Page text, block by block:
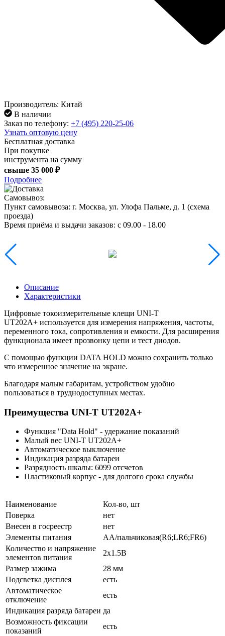
Производитель: Китай
В наличии
Заказ по телефону: +7 (495) 220-25-06
Узнать оптовую цену
Бесплатная доставка
При покупке
инструмента на сумму
свыше 35 000 ₽
Подробнее
Самовывоз:
Пункт самовывоза: г. Москва, ул. Улофа Пальме, д. 1 (схема
проезда)
Время приёма и выдачи заказов: c 09.00 - 18.00
Описание
Характеристики
Цифровые токоизмерительные клещи UNI-T
UT202A+ используется для измерения напряжения, частоты,
переменного тока, сопротивления и емкости. Для расширения
функционала имеет прозвонку цепи и тест диодов.
С помощью функции DATA HOLD можно сохранить только
что измеренное значение на экране.
Благодаря малым габаритам, устройством удобно
пользоваться в труднодоступных местах.
Преимущества UNI-T UT202A+
Функция "Data Hold" - удержание показаний
Малый вес UNI-T UT202A+
Автоматическое выключение
Индикация разряда батареи
Разрядность шкалы: 6099 отсчетов
Пластиковый корпус - для долгого срока службы
Наименование
Кол-во, шт
Поверка
нет
Внесен в госреестр
нет
Элементы питания
AA/пальчиковая(R6;LR6;FR6)
Количество и напряжение
элементов питания
2х1.5B
Размер зажима
28 мм
Подсветка дисплея
есть
Автоматическое
отключение
есть
Индикация разряда батареи да
Возможность фиксации
показаний
есть